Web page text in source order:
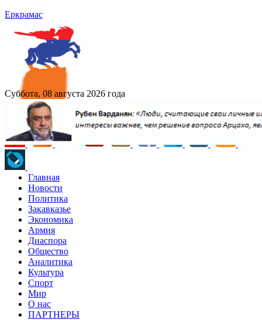
Еркрамас
Суббота, 08 августа 2026 года
Главная
Новости
Политика
Закавказье
Экономика
Армия
Диаспора
Общество
Аналитика
Культура
Спорт
Мир
О нас
ПАРТНЕРЫ